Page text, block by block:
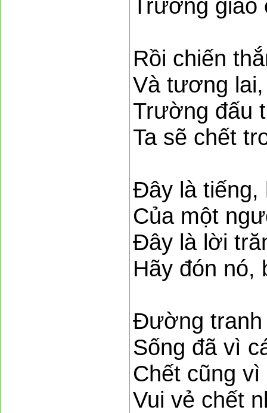
Trường
Rồi chiến
Và tương
Trường đấu
Ta sẽ chết
Đây là tiếng,
Của một
Đây là lời
Hãy đón nó,
Đường tranh
Sống đã vì
Chết cũng
Vui vẻ chết